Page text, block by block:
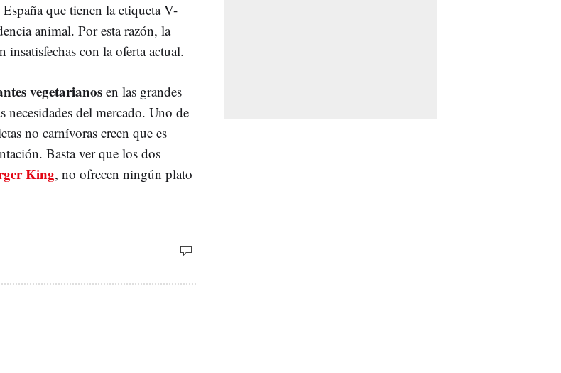
que tienen la etiqueta V-
animal. Por esta razón, la
insatisfechas con la oferta actual.
vegetarianos en las grandes
necesidades del mercado. Uno de
no carnívoras creen que es
Basta ver que los dos
King, no ofrecen ningún plato